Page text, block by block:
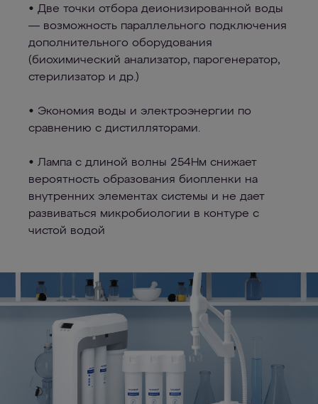
• Две точки отбора деионизированной воды
— возможность параллельного подключения
дополнительного оборудования
(биохимический анализатор, парогенератор,
стерилизатор и др.)
• Экономия воды и электроэнергии по
сравнению с дистилляторами.
• Лампа с длиной волны 254Нм снижает
вероятность образования биопленки на
внутренних элементах системы и не дает
развиваться микробиологии в контуре с
чистой водой